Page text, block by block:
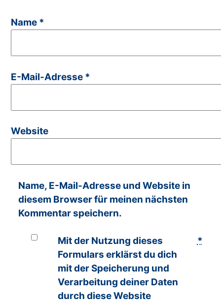
Name *
E-Mail-Adresse *
Website
Name, E-Mail-Adresse und Website in
diesem Browser für meinen nächsten
Kommentar speichern.
Mit der Nutzung dieses
Formulars erklärst du dich
mit der Speicherung und
Verarbeitung deiner Daten
durch diese Website
*